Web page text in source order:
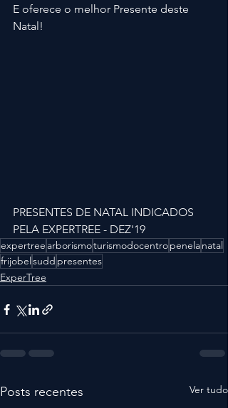
E oferece o melhor Presente deste
Natal!
PRESENTES DE NATAL INDICADOS
PELA EXPERTREE - DEZ'19
expertree arborismoturismodocentropenelanatal
frijobelsudd presentes
ExperTree
Posts recentes Ver tudo